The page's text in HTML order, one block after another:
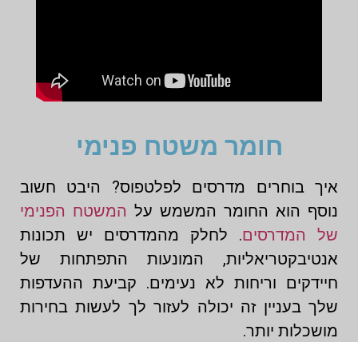
חומר משטח פנימי
איך בוחרים מדרסים לפלטפוס? היבט חשוב
נוסף הוא החומר המשמש על המשטח הפנימי
של המדרסים. לחלק מהמדרסים יש תכונות
אנטיבקטריאליות, המונעות התפתחות של
חיידקים וריחות לא נעימים. קביעת ההעדפות
שלך בעניין זה יכולה לעזור לך לעשות בחירות
מושכלות יותר.